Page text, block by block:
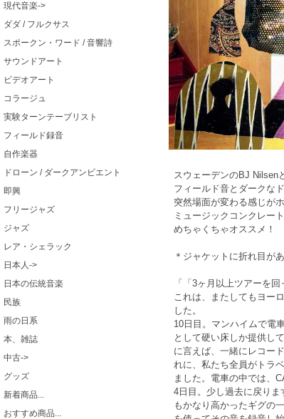
現代音楽->
ダダ / フルクサス
スポークン・ワード / 音響詩
サウンドアート
ビデオアート
コラージュ
実験ターンテーブリスト
フィールド録音
自作楽器
ドローン / ダークアンビエント
即興
フリージャズ
ジャズ
レア・シェラック
日本人->
日本の伝統音楽
民族
雨の日系
本、雑誌
中古->
グッズ
新着商品...
おすすめ商品...
スウェーデンのBJ Nilsen
フィールド音とダークな
突然場面が変わる感じが
ミュージックコンクレー
めちゃくちゃオススメ！
＊ジャケットに折れ目が
「「3ヶ月以上ツアーを
これは、またしてもヨー
した。
10日目。マンハイムで電
として硬い床しか提供し
に言えば、一緒にレコー
れに、私たち全員がトラ
ました。電車の中では、
4日目。少し過去に戻り
もかなり高かったギグの